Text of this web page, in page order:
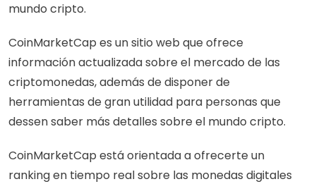
mundo cripto.
CoinMarketCap es un sitio web que ofrece
información actualizada sobre el mercado de las
criptomonedas, además de disponer de
herramientas de gran utilidad para personas que
dessen saber más detalles sobre el mundo cripto.
CoinMarketCap está orientada a ofrecerte un
ranking en tiempo real sobre las monedas digitales